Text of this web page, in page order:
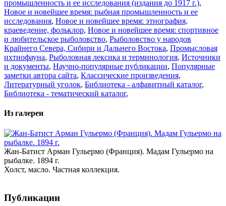
промышленность и ее исследования (издания до 1917 г.),
Новое и новейшее время: рыбная промышленность и ее
исследования, Новое и новейшее время: этнография,
краеведение, фольклор, Новое и новейшее время: спортивное
и любительское рыболовство, Рыболовство у народов
Крайнего Севера, Сибири и Дальнего Востока, Промысловая
ихтиофауна, Рыболовная лексика и терминология, Источники
и документы, Научно-популярные публикации, Популярные
заметки автора сайта, Классические произведения,
Литературный уголок, Библиотека - алфавитный каталог,
Библиотека - тематический каталог,
Из галереи
Жан-Батист Арман Гульермо (Франция). Мадам Гульермо на
рыбалке. 1894 г.
Холст, масло. Частная коллекция.
Публикации